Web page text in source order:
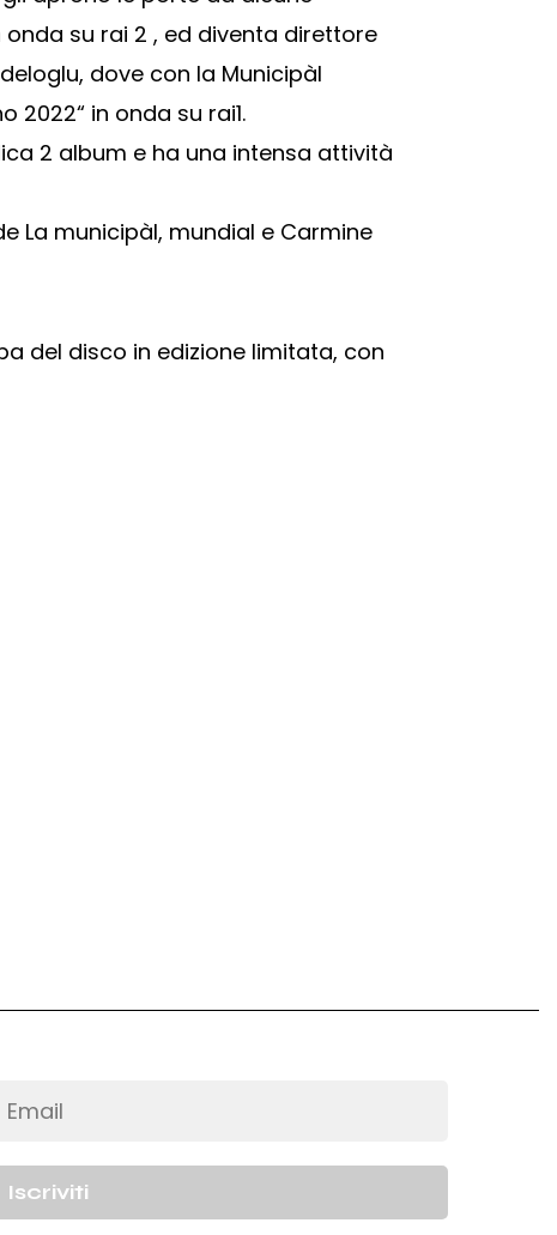
su rai 2 , ed diventa direttore
dove con la Municipàl
in onda su rai1.
2 album e ha una intensa attività
La municipàl, mundial e Carmine
del disco in edizione limitata, con